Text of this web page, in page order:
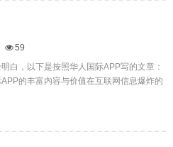
59
白，以下是按照华人国际APP写的文章：
的丰富内容与价值在互联网信息爆炸的